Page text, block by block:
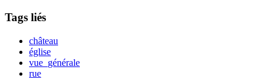
Tags liés
château
église
vue_générale
rue